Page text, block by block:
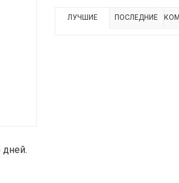
дней.
ЛУЧШИЕ ПОСЛЕДНИЕ